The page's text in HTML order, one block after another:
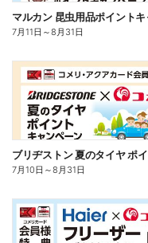
7月11日 ～8月31日
7月10日 ～8月31日